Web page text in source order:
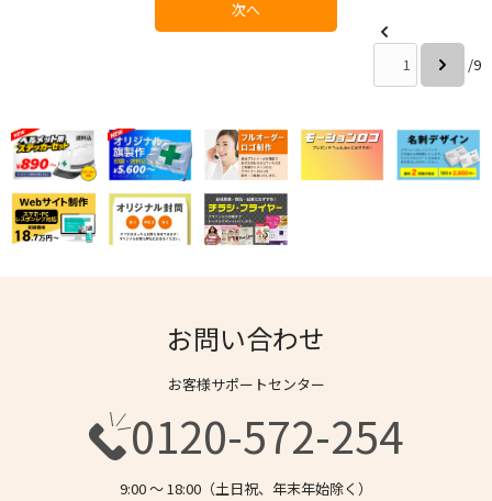
次へ
/9
お問い合わせ
お客様サポートセンター
0120-572-254
9:00 〜 18:00（土日祝、年末年始除く）